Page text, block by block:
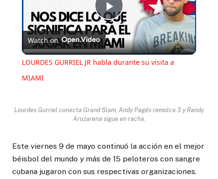
Play
Video
Watch on
LOURDES GURRIEL JR habla durante su visita a
MIAMI
Lourdes Gurriel conecta Grand Slam, Andy Pagés remolca 3 y Randy
Arozarena sigue en racha.
Este viernes 9 de mayo continuó la acción en el mejor
béisbol del mundo y más de 15 peloteros con sangre
cubana jugaron con sus respectivas organizaciones.